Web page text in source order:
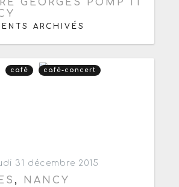
ARCHIVÉS
café café-concert
31 décembre 2015
, NANCY